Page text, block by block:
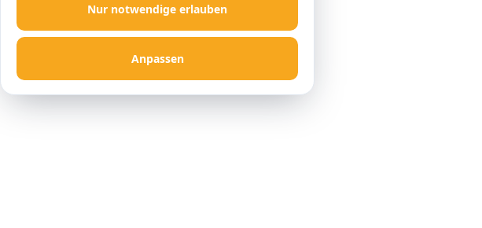
Nur notwendige erlauben
Anpassen